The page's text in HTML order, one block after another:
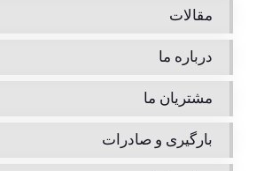
مقالات
درباره ما
مشتریان ما
بارگیری و صادرات